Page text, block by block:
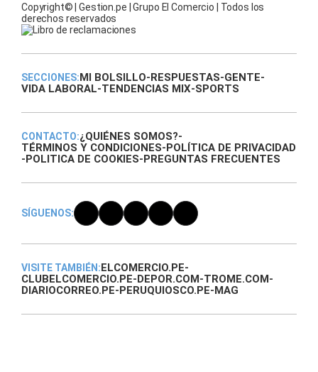
Copyright© | Gestion.pe | Grupo El Comercio | Todos los
derechos reservados
SECCIONES:MI BOLSILLO-RESPUESTAS-GENTE-
VIDA LABORAL-TENDENCIAS MIX-SPORTS
CONTACTO:¿QUIÉNES SOMOS?-
TÉRMINOS Y CONDICIONES-POLÍTICA DE PRIVACIDAD
-POLITICA DE COOKIES-PREGUNTAS FRECUENTES
SÍGUENOS:
VISITE TAMBIÉN:ELCOMERCIO.PE-
CLUBELCOMERCIO.PE-DEPOR.COM-TROME.COM-
DIARIOCORREO.PE-PERUQUIOSCO.PE-MAG